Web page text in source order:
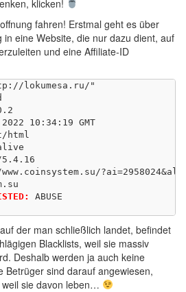
klicken!
fahren! Erstmal geht es über
eine Website, die nur dazu dient, auf
und eine Affiliate-ID
lokumesa.ru/"
10:34:19 GMT
html
5.4.16
ABUSE
der man schließlich landet, befindet
Blacklists, weil sie massiv
Deshalb werden ja auch keine
Betrüger sind darauf angewiesen,
sie davon leben…